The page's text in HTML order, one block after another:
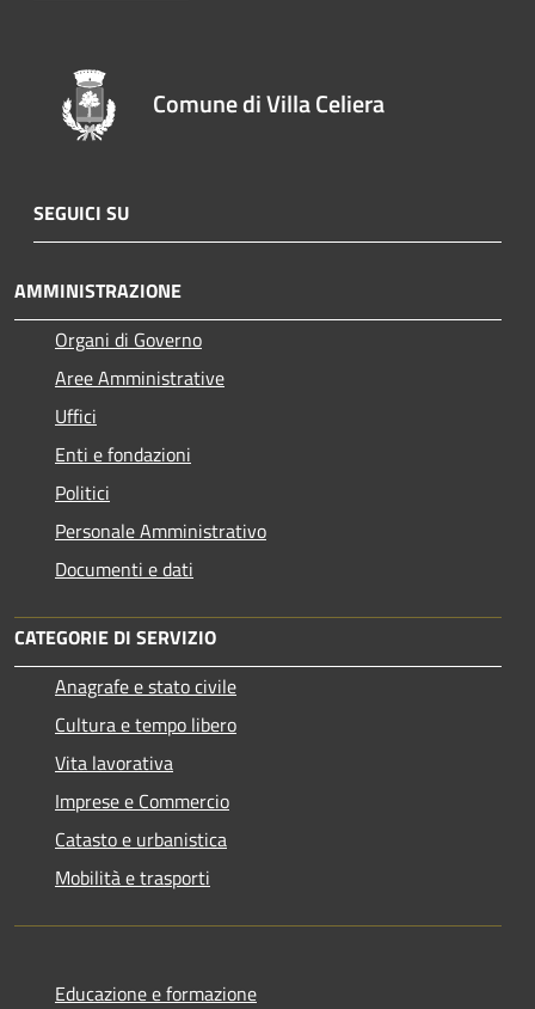
Comune di Villa Celiera
SEGUICI SU
AMMINISTRAZIONE
Organi di Governo
Aree Amministrative
Uffici
Enti e fondazioni
Politici
Personale Amministrativo
Documenti e dati
CATEGORIE DI SERVIZIO
Anagrafe e stato civile
Cultura e tempo libero
Vita lavorativa
Imprese e Commercio
Catasto e urbanistica
Mobilità e trasporti
Educazione e formazione